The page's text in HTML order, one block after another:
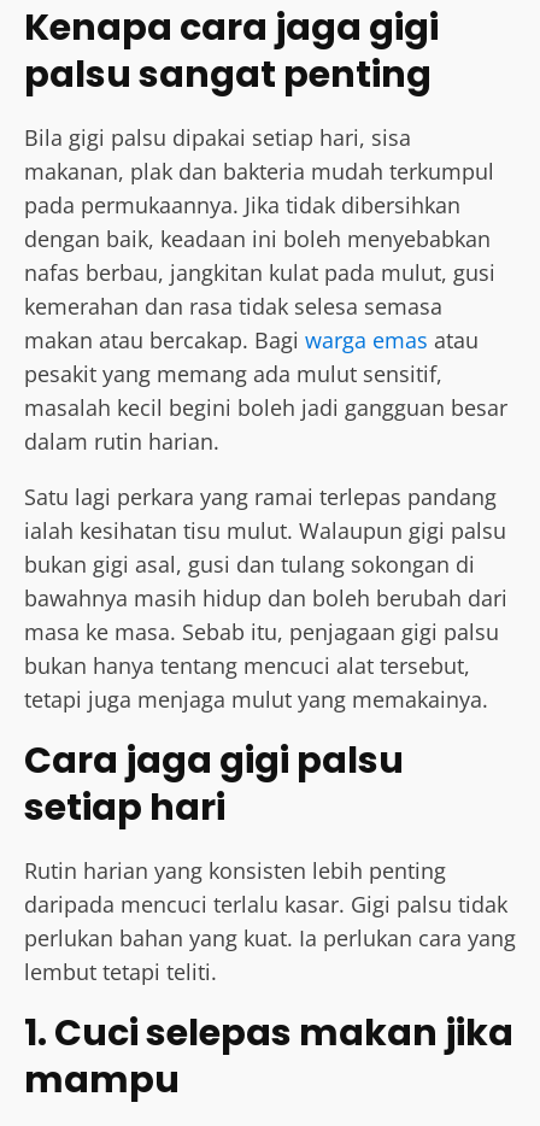
Kenapa cara jaga gigi
palsu sangat penting
Bila gigi palsu dipakai setiap hari, sisa
makanan, plak dan bakteria mudah terkumpul
pada permukaannya. Jika tidak dibersihkan
dengan baik, keadaan ini boleh menyebabkan
nafas berbau, jangkitan kulat pada mulut, gusi
kemerahan dan rasa tidak selesa semasa
makan atau bercakap. Bagi warga emas atau
pesakit yang memang ada mulut sensitif,
masalah kecil begini boleh jadi gangguan besar
dalam rutin harian.
Satu lagi perkara yang ramai terlepas pandang
ialah kesihatan tisu mulut. Walaupun gigi palsu
bukan gigi asal, gusi dan tulang sokongan di
bawahnya masih hidup dan boleh berubah dari
masa ke masa. Sebab itu, penjagaan gigi palsu
bukan hanya tentang mencuci alat tersebut,
tetapi juga menjaga mulut yang memakainya.
Cara jaga gigi palsu
setiap hari
Rutin harian yang konsisten lebih penting
daripada mencuci terlalu kasar. Gigi palsu tidak
perlukan bahan yang kuat. Ia perlukan cara yang
lembut tetapi teliti.
1. Cuci selepas makan jika
mampu